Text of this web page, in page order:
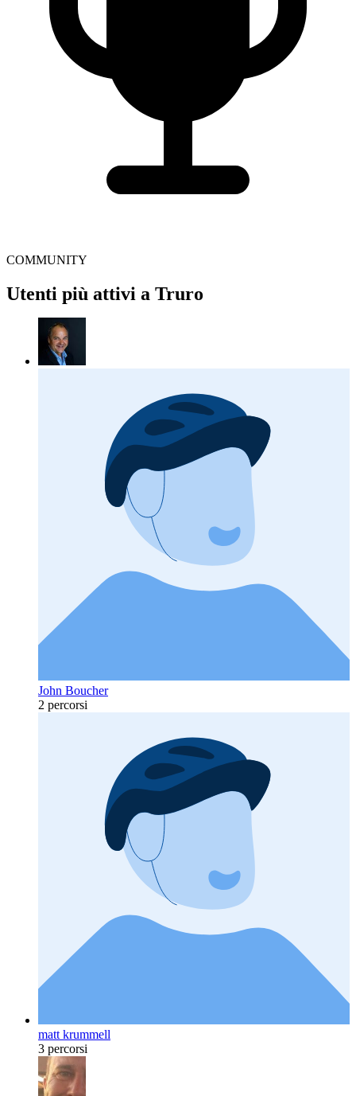
COMMUNITY
Utenti più attivi a Truro
John Boucher
2 percorsi
matt krummell
3 percorsi